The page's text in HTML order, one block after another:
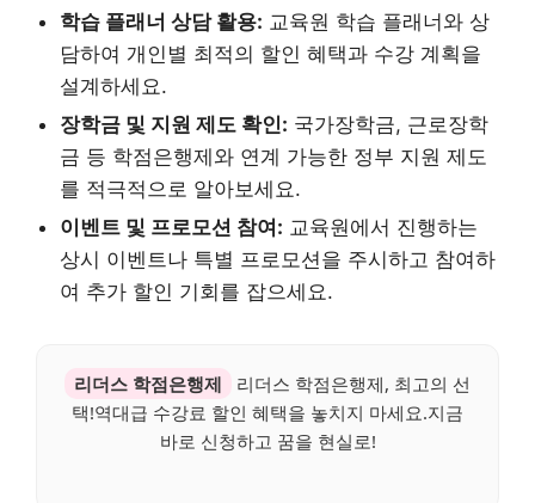
학습 플래너 상담 활용: 교육원 학습 플래너와 상
담하여 개인별 최적의 할인 혜택과 수강 계획을
설계하세요.
장학금 및 지원 제도 확인: 국가장학금, 근로장학
금 등 학점은행제와 연계 가능한 정부 지원 제도
를 적극적으로 알아보세요.
이벤트 및 프로모션 참여: 교육원에서 진행하는
상시 이벤트나 특별 프로모션을 주시하고 참여하
여 추가 할인 기회를 잡으세요.
리더스 학점은행제
리더스 학점은행제, 최고의 선
택!역대급 수강료 할인 혜택을 놓치지 마세요.지금
바로 신청하고 꿈을 현실로!